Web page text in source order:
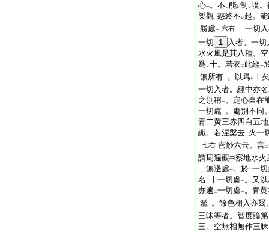
心一。不 レ能レ制 レ境。
樂觀一惑終不 レ起。
勝處一 六右
一切入
一切
1
入者。一切
水火風是其八種。
爲レ十。若依 二 此經一
無所有一。以爲レ十矣
一切入者。經中亦名
之別稱一。定心自在
一切處一。處別不同
青二黄三赤四白五
識。若涅槃去二 火一
七右 密鈔六云。言二
謂周遍觀
察地水火
二無邊處一。於二一
名 二十一切處一。又以
亦遍 二一切處一。青
濫一。餘色相入亦爾
三昧等者。智度論
三。空無相無作三